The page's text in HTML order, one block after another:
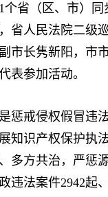
省（区、市）同
省人民法院二级
市长隽新阳，市
表参加活动。
戒侵权假冒违
知识产权保护执
多方共治，严惩
违法案件2942起